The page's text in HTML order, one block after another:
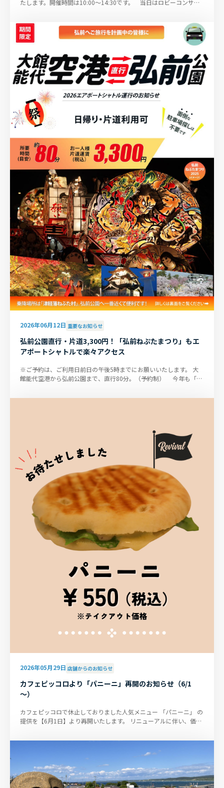
たします。開催時間は10:00～14:30です。 当日はロビーコンサー
2026年06月12日 重要なお知らせ
弘前公園直行・片道3,300円！「弘前ねぷたまつり」もエ
アポートシャトルで楽々アクセス
※ご予約は、ご利用日前日の午後5時までにお願いいたします。 大
館能代空港から弘前公園まで、直行80分。（予約制） 今年も「弘
2026年05月29日 店舗からのお知らせ
カフェピッコロより「パニーニ」再開のお知らせ（6/1
～）
カフェピッコロで休止しておりました人気メニュー 「パニーニ」 の
提供を【6月1日】より再開いたします。 リニューアルに伴い、価格